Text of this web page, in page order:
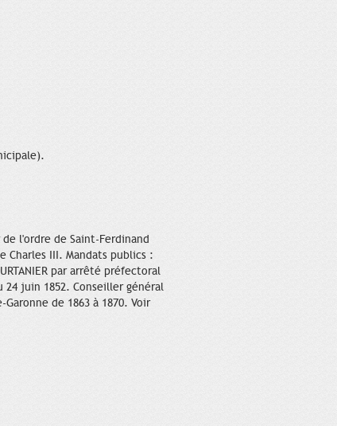
l'ordre de Saint-Ferdinand
Charles III. Mandats publics :
par arrêté préfectoral
juin 1852. Conseiller général
de 1863 à 1870. Voir